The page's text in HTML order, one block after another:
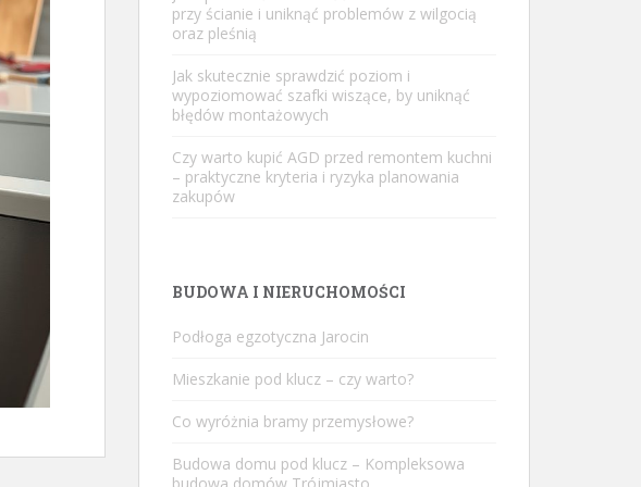
przy ścianie i uniknąć problemów z wilgocią
oraz pleśnią
Jak skutecznie sprawdzić poziom i
wypoziomować szafki wiszące, by uniknąć
błędów montażowych
Czy warto kupić AGD przed remontem kuchni
– praktyczne kryteria i ryzyka planowania
zakupów
BUDOWA I NIERUCHOMOŚCI
Podłoga egzotyczna Jarocin
Mieszkanie pod klucz – czy warto?
Co wyróżnia bramy przemysłowe?
Budowa domu pod klucz – Kompleksowa